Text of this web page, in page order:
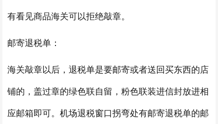
有看见商品海关可以拒绝敲章。
邮寄退税单：
海关敲章以后，退税单是要邮寄或者送回买东西的店
铺的，盖过章的绿色联自留，粉色联装进信封放进相
应邮箱即可。机场退税窗口拐弯处有邮寄退税单的邮